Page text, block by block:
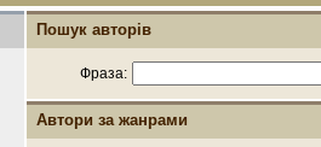
Пошук авторів
Фраза:
Автори за жанрами